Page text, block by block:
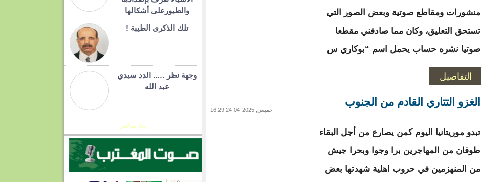
منشورات ومقاطع صوتية وبعض الصور التي
تستحق التعليق، وكان مما صادفني مقطعا
صوتيا نشره حساب يحمل اسم “بوكاري س
التفاصيل
الغزو التتاري القادم من الجنوب
خميس, 2025-04-24 16:29
تبدو موريتانيا اليوم كمن يصارع من أجل البقاء
طوفان من المهاجرين برا وجوا وبحرا جيش
من المنهزمين في حروب اهلية شهدتها بعض
والطيورعلى أشكالها
تلك الذكرى الطيبة !
وجهة نظر ….. الدد سيدي
عبد الله
بث مباشر